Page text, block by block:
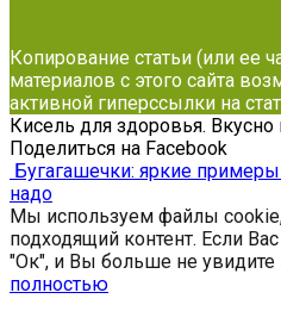
Копирование статьи (или ее
материалов с этого сайта
активной гиперссылки на
Кисель для здоровья. Вкусно
Поделиться на Facebook
Бугагашечки: яркие примеры
надо
Мы используем файлы
подходящий контент. Если
"Ок", и Вы больше не увидите
полностью